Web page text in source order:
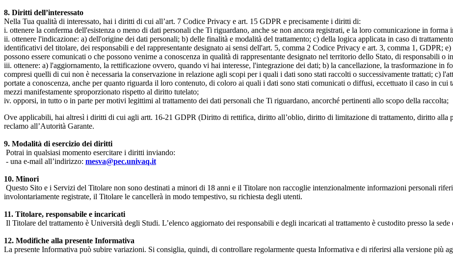
8. Diritti dell’interessato
Nella Tua qualità di interessato, hai i diritti di cui all’art. 7 Codice Privacy e art. 15 GDPR e precisamente i diritti di:
i. ottenere la conferma dell'esistenza o meno di dati personali che Ti riguardano, anche se non ancora registrati, e la loro comunicazione in forma
ii. ottenere l'indicazione: a) dell'origine dei dati personali; b) delle finalità e modalità del trattamento; c) della logica applicata in caso di
identificativi del titolare, dei responsabili e del rappresentante designato ai sensi dell'art. 5, comma 2 Codice Privacy e art. 3, comma 1, GDPR;
possono essere comunicati o che possono venirne a conoscenza in qualità di rappresentante designato nel territorio dello Stato, di responsabili o
iii. ottenere: a) l'aggiornamento, la rettificazione ovvero, quando vi hai interesse, l'integrazione dei dati; b) la cancellazione, la trasformazione in
compresi quelli di cui non è necessaria la conservazione in relazione agli scopi per i quali i dati sono stati raccolti o successivamente trattati; c)
portate a conoscenza, anche per quanto riguarda il loro contenuto, di coloro ai quali i dati sono stati comunicati o diffusi, eccettuato il caso in
mezzi manifestamente sproporzionato rispetto al diritto tutelato;
iv. opporsi, in tutto o in parte per motivi legittimi al trattamento dei dati personali che Ti riguardano, ancorché pertinenti allo scopo della raccolta;
Ove applicabili, hai altresì i diritti di cui agli artt. 16-21 GDPR (Diritto di rettifica, diritto all’oblio, diritto di limitazione di trattamento, diritto alla
reclamo all’Autorità Garante.
9. Modalità di esercizio dei diritti
Potrai in qualsiasi momento esercitare i diritti inviando:
- una e-mail all’indirizzo: mesva@pec.univaq.it
10. Minori
Questo Sito e i Servizi del Titolare non sono destinati a minori di 18 anni e il Titolare non raccoglie intenzionalmente informazioni personali
involontariamente registrate, il Titolare le cancellerà in modo tempestivo, su richiesta degli utenti.
11. Titolare, responsabile e incaricati
Il Titolare del trattamento è Università degli Studi. L’elenco aggiornato dei responsabili e degli incaricati al trattamento è custodito presso la
12. Modifiche alla presente Informativa
La presente Informativa può subire variazioni. Si consiglia, quindi, di controllare regolarmente questa Informativa e di riferirsi alla versione più